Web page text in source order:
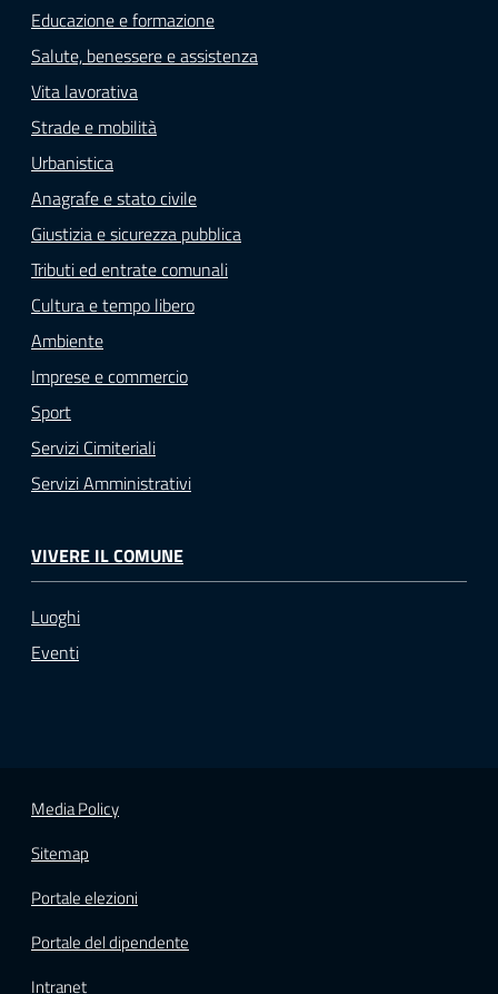
Educazione e formazione
Salute, benessere e assistenza
Vita lavorativa
Strade e mobilità
Urbanistica
Anagrafe e stato civile
Giustizia e sicurezza pubblica
Tributi ed entrate comunali
Cultura e tempo libero
Ambiente
Imprese e commercio
Sport
Servizi Cimiteriali
Servizi Amministrativi
VIVERE IL COMUNE
Luoghi
Eventi
Media Policy
Sitemap
Portale elezioni
Portale del dipendente
Intranet